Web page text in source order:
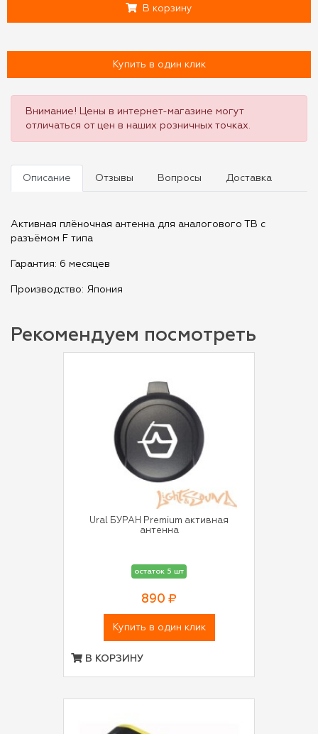
В корзину
Купить в один клик
Внимание! Цены в интернет-магазине могут
отличаться от цен в наших розничных точках.
Описание Отзывы Вопросы Доставка
Активная плёночная антенна для аналогового ТВ с
разъёмом F типа
Гарантия: 6 месяцев
Производство: Япония
Рекомендуем посмотреть
Ural БУРАН Premium активная
антенна
остаток 5 шт
890 ₽
Купить в один клик
В КОРЗИНУ